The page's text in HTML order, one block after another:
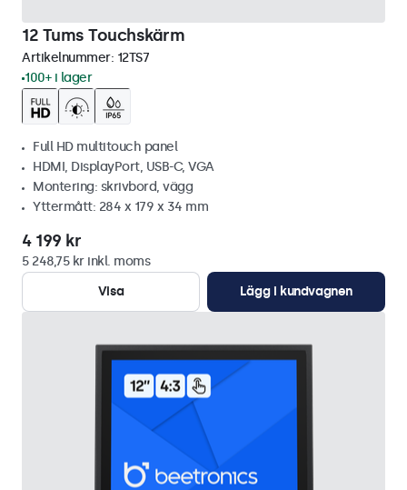
12 Tums Touchskärm
Artikelnummer: 12TS7
100+ i lager
Full HD multitouch panel
HDMI, DisplayPort, USB-C, VGA
Montering: skrivbord, vägg
Yttermått: 284 x 179 x 34 mm
4 199 kr
5 248,75 kr inkl. moms
Visa
Lägg i kundvagnen